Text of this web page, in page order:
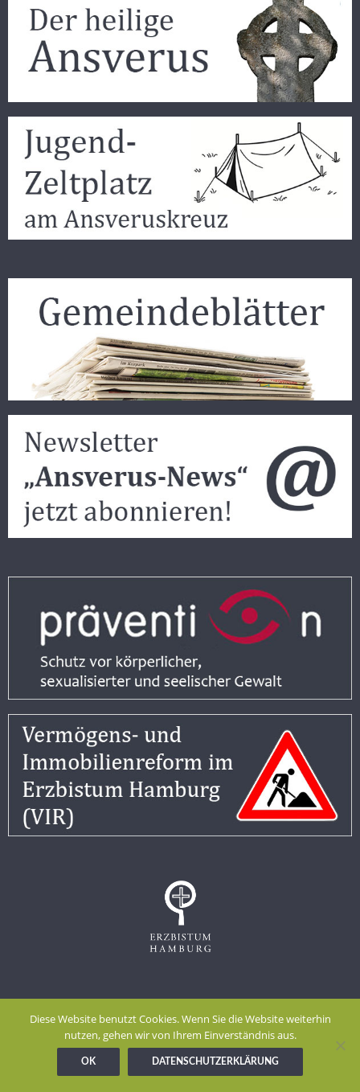
Impressum
Datenschutzerklärung
Meldestelle gem. Hinweisgeberschutzgesetz
Diese Website benutzt Cookies. Wenn Sie die Website weiterhin
nutzen, gehen wir von Ihrem Einverständnis aus.
OK DATENSCHUTZERKLÄRUNG